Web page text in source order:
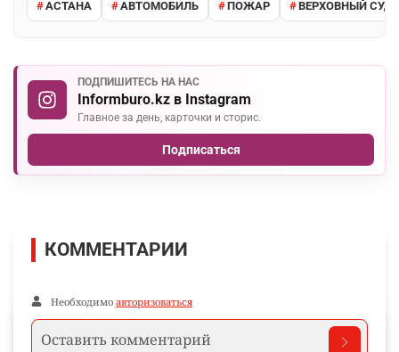
АСТАНА АВТОМОБИЛЬ ПОЖАР ВЕРХОВНЫЙ СУД
ПОДПИШИТЕСЬ НА НАС
Informburo.kz в Instagram
Главное за день, карточки и сторис.
Подписаться
КОММЕНТАРИИ
Необходимо авторизоваться